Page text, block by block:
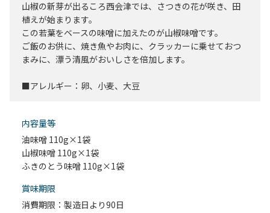
山椒の新芽が出るころ西会津では、さつきの花が咲き、田
植えが始まります。
この若葉をベースの味噌に加えたのが山椒味噌です。
ご飯のお供に、焼き魚やお肉に、クラッカーに乗せておつ
まみに、漂う清風がおいしさを倍加します。
■アレルギー：卵、小麦、大豆
内容量等
油味噌 110g×1袋
山椒味噌 110g×1袋
ふきのとう味噌 110g×1袋
賞味期限
消費期限：製造日より90日